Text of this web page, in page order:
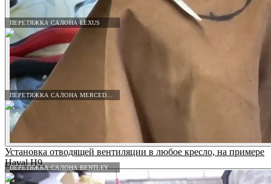
ПЕРЕТЯЖКА САЛОНА LEXUS
ПЕРЕТЯЖКА САЛОНА BENTLEY
Установка отводящей вентиляции в любое кресло, на примере
Haval H9.